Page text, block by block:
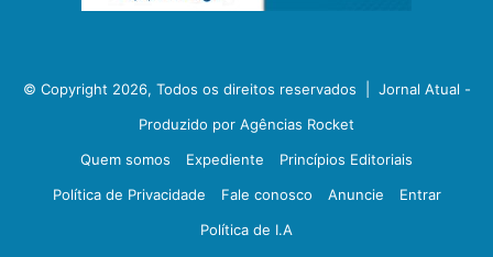
© Copyright 2026, Todos os direitos reservados | Jornal Atual -
Produzido por Agências Rocket
Quem somos
Expediente
Princípios Editoriais
Política de Privacidade
Fale conosco Anuncie
Entrar
Política de I.A